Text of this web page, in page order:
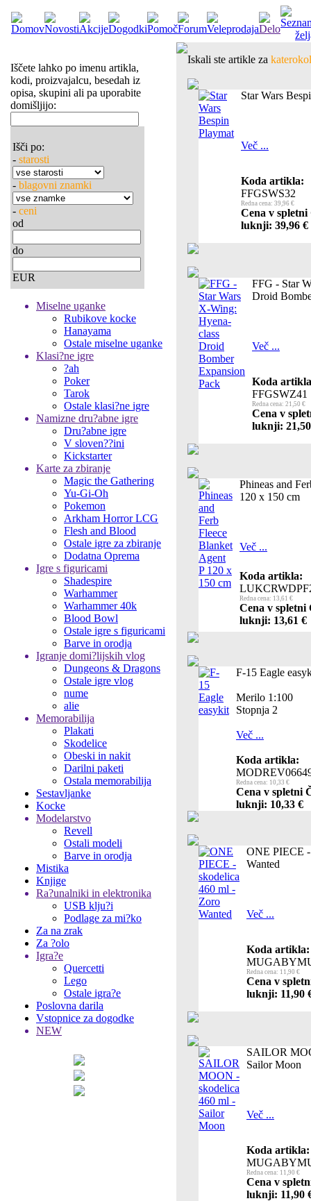
Iščete lahko po imenu artikla,
kodi, proizvajalcu, besedah iz
opisa, skupini ali pa uporabite
domišljijo:
Išči po:
- starosti
- blagovni znamki
- ceni
od
do
EUR
Miselne uganke
Rubikove kocke
Hanayama
Ostale miselne uganke
Klasi?ne igre
?ah
Poker
Tarok
Ostale klasi?ne igre
Namizne dru?abne igre
Dru?abne igre
V sloven??ini
Kickstarter
Karte za zbiranje
Magic the Gathering
Yu-Gi-Oh
Pokemon
Arkham Horror LCG
Flesh and Blood
Ostale igre za zbiranje
Dodatna Oprema
Igre s figuricami
Shadespire
Warhammer
Warhammer 40k
Blood Bowl
Ostale igre s figuricami
Barve in orodja
Igranje domi?lijskih vlog
Dungeons & Dragons
Ostale igre vlog
nume
alie
Memorabilija
Plakati
Skodelice
Obeski in nakit
Darilni paketi
Ostala memorabilija
Sestavljanke
Kocke
Modelarstvo
Revell
Ostali modeli
Barve in orodja
Mistika
Knjige
Ra?unalniki in elektronika
USB klju?i
Podlage za mi?ko
Za na zrak
Za ?olo
Igra?e
Quercetti
Lego
Ostale igra?e
Poslovna darila
Vstopnice za dogodke
NEW
Iskali ste artikle za
Star Wars
Več ...
Koda artikla:
FFGSWS32
Redna cena: 39,96 €
Cena v
luknji: 39,96 €
FFG - Star
Droid
Več ...
Koda
FFGSWZ41
Redna cena: 21,50 €
Cena v
luknji:
Phineas and
120 x 150 cm
Več ...
Koda artikla:
Redna cena: 13,61 €
Cena v spletni
luknji: 13,61 €
F-15 Eagle
Merilo 1:100
Stopnja 2
Več ...
Koda artikla:
Redna cena: 10,33 €
Cena v spletni
luknji: 10,33 €
ONE PIECE
Wanted
Več ...
Koda artikla:
Redna cena: 11,90 €
Cena v
luknji: 11,90
SAILOR
Sailor Moon
Več ...
Koda artikla:
Redna cena: 11,90 €
Cena v
luknji: 11,90